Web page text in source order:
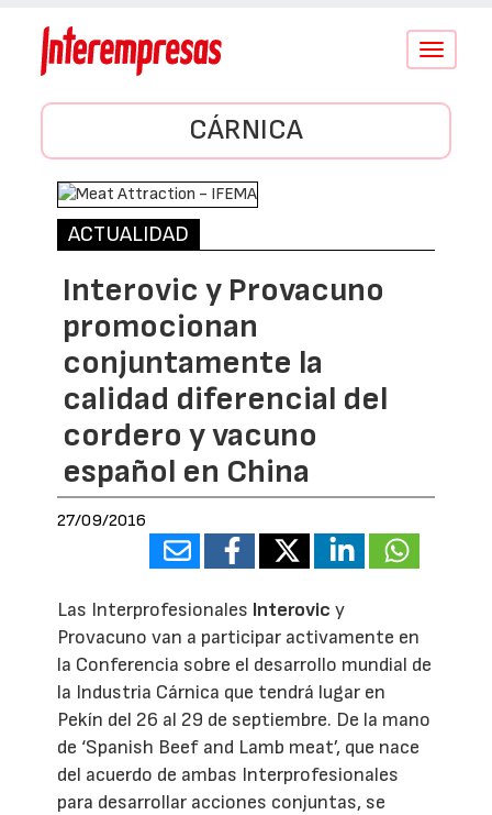
Conmutar
CÁRNICA
ACTUALIDAD
Interovic y Provacuno
promocionan
conjuntamente la
calidad diferencial del
cordero y vacuno
español en China
27/09/2016
Las Interprofesionales Interovic y
Provacuno van a participar activamente en
la Conferencia sobre el desarrollo mundial de
la Industria Cárnica que tendrá lugar en
Pekín del 26 al 29 de septiembre. De la mano
de ‘Spanish Beef and Lamb meat’, que nace
del acuerdo de ambas Interprofesionales
para desarrollar acciones conjuntas, se